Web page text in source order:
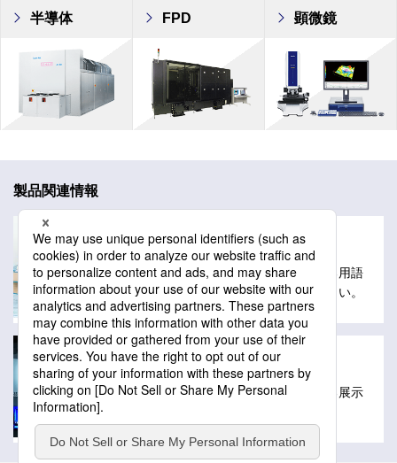
半導体 FPD 顕微鏡
製品関連情報
用語解説
レーザーテックの製品や技術に関する用語
解説を掲載しています。ご活用ください。
展示会出展情報
レーザーテックが出展を予定している展示